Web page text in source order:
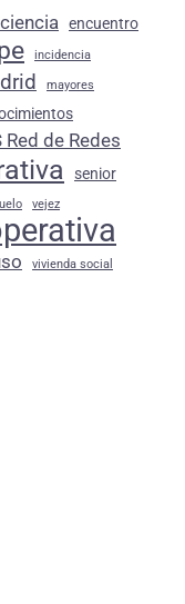
encuentro
incidencia
mayores
Red de Redes
senior
vejez
vivienda social